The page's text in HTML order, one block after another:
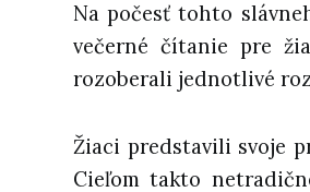
Na počesť tohto
večerné čítanie pre
rozoberali jednotlivé
Žiaci predstavili svoje
Cieľom takto